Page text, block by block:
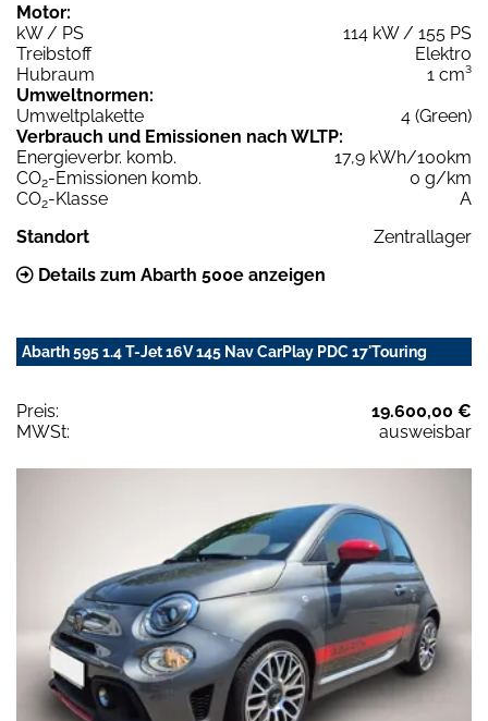
Motor:
kW / PS
114 kW / 155 PS
Treibstoff
Elektro
Hubraum
1 cm³
Umweltnormen:
Umweltplakette
4 (Green)
Verbrauch und Emissionen nach WLTP:
Energieverbr. komb.
17,9 kWh/100km
CO2-Emissionen komb.
0 g/km
CO2-Klasse
A
Standort
Zentrallager
Details zum Abarth 500e anzeigen
Abarth 595 1.4 T-Jet 16V 145 Nav CarPlay PDC 17'Touring
Preis:
19.600,00 €
MWSt:
ausweisbar